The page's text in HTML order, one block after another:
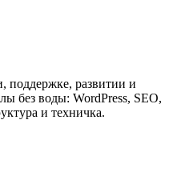
поддержке, развитии и
без воды: WordPress, SEO,
и техничка.